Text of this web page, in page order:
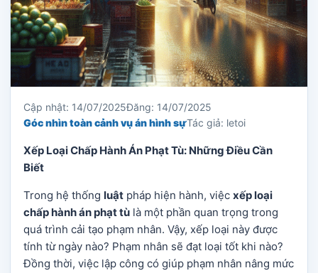
Cập nhật: 14/07/2025Đăng: 14/07/2025
Góc nhìn toàn cảnh vụ án hình sựTác giả: letoi
Xếp Loại Chấp Hành Án Phạt Tù: Những Điều Cần
Biết
Trong hệ thống luật pháp hiện hành, việc xếp loại
chấp hành án phạt tù là một phần quan trọng trong
quá trình cải tạo phạm nhân. Vậy, xếp loại này được
tính từ ngày nào? Phạm nhân sẽ đạt loại tốt khi nào?
Đồng thời, việc lập công có giúp phạm nhân nâng mức